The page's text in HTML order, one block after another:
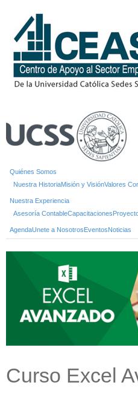
Quiénes Somos
Nuestra HistoriaMisión y VisiónValores
Nuestra Experiencia
Asesoría ContableCapacitaciones
AgendaUnete a NosotrosEventosNoticias
Curso Excel